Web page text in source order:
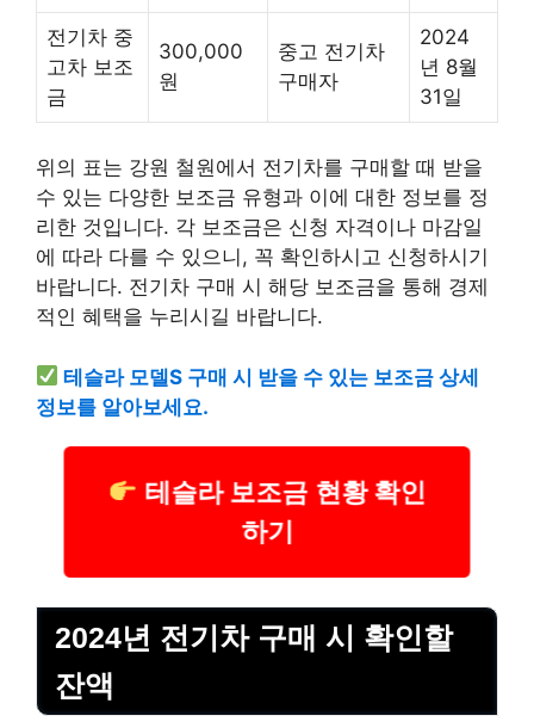
전기차 중
고차 보조
금
300,000
원
중고 전기차
구매자
2024
년 8월
31일
위의 표는 강원 철원에서 전기차를 구매할 때 받을
수 있는 다양한 보조금 유형과 이에 대한 정보를 정
리한 것입니다. 각 보조금은 신청 자격이나 마감일
에 따라 다를 수 있으니, 꼭 확인하시고 신청하시기
바랍니다. 전기차 구매 시 해당 보조금을 통해 경제
적인 혜택을 누리시길 바랍니다.
테슬라 모델S 구매 시 받을 수 있는 보조금 상세
정보를 알아보세요.
테슬라 보조금 현황 확인
하기
2024년 전기차 구매 시 확인할
잔액